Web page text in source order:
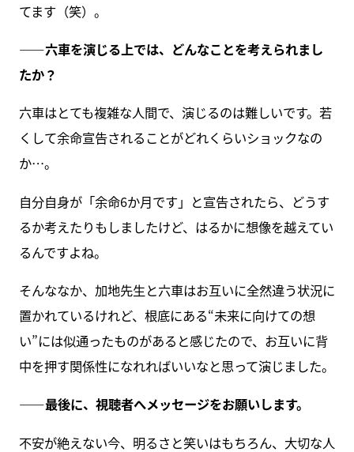
てます（笑）。
――六車を演じる上では、どんなことを考えられまし
たか？
六車はとても複雑な人間で、演じるのは難しいです。若
くして余命宣告されることがどれくらいショックなの
か…。
自分自身が「余命6か月です」と宣告されたら、どうす
るか考えたりもしましたけど、はるかに想像を越えてい
るんですよね。
そんななか、加地先生と六車はお互いに全然違う状況に
置かれているけれど、根底にある“未来に向けての想
い”には似通ったものがあると感じたので、お互いに背
中を押す関係性になれればいいなと思って演じました。
――最後に、視聴者へメッセージをお願いします。
不安が絶えない今、明るさと笑いはもちろん、大切な人